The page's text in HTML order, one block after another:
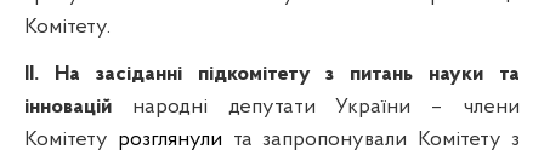
Комітету.
ІІ. На засіданні підкомітету з питань науки та
інновацій народні депутати України – члени
Комітету розглянули та запропонували Комітету з